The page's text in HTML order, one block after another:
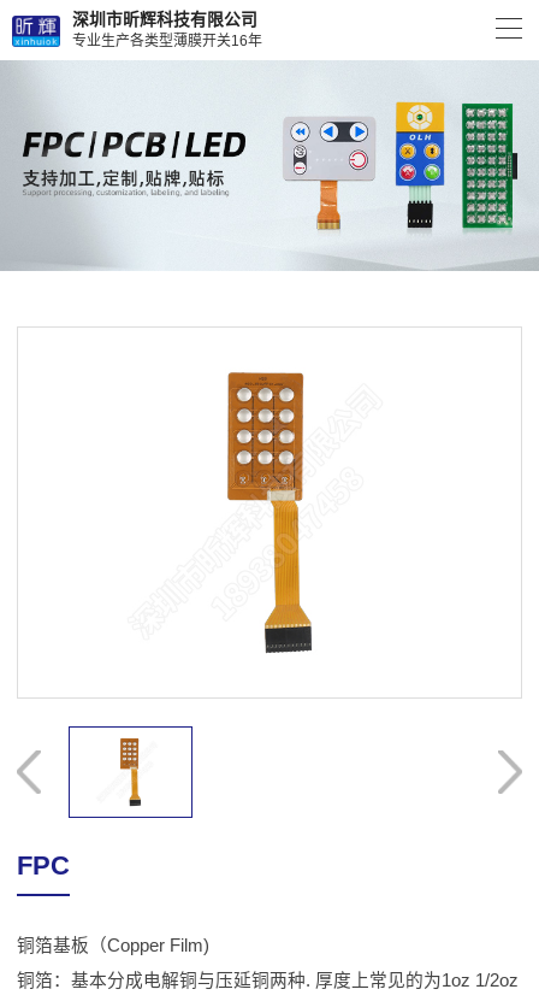
深圳市昕辉科技有限公司
专业生产各类型薄膜开关16年
FPC
铜箔基板（Copper Film)
铜箔：基本分成电解铜与压延铜两种. 厚度上常见的为1oz 1/2oz